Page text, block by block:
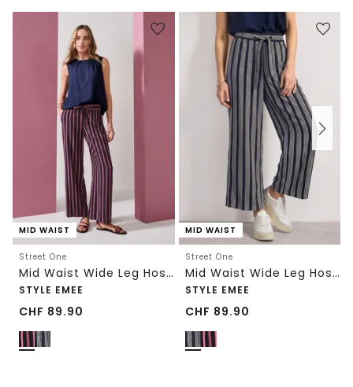
MID WAIST
Street One
Mid Waist Wide Leg Hose mit Streifen
STYLE EMEE
CHF 89.90
MID WAIST
Street One
Mid Waist Wide Leg Hose mit Streifen
STYLE EMEE
CHF 89.90